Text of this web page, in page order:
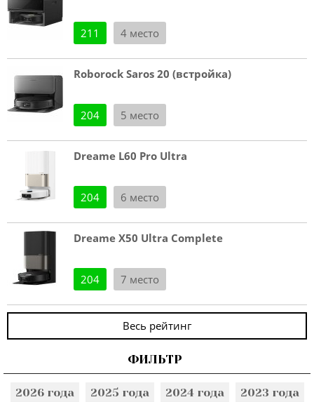
211 4 место
Roborock Saros 20 (встройка)
204 5 место
Dreame L60 Pro Ultra
204 6 место
Dreame X50 Ultra Complete
204 7 место
Весь рейтинг
ФИЛЬТР
2026 года 2025 года 2024 года
2023 года